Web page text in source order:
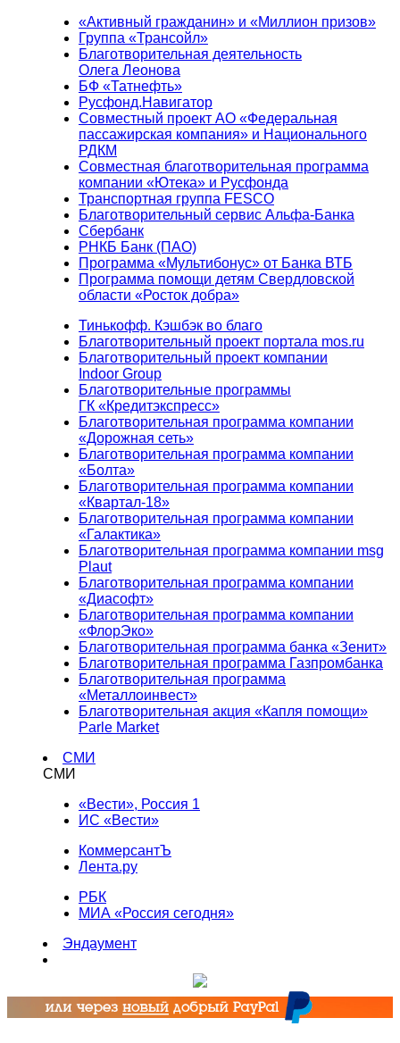
«Активный гражданин» и «Миллион призов»
Группа «Трансойл»
Благотворительная деятельность
Олега Леонова
БФ «Татнефть»
Русфонд.Навигатор
Совместный проект АО «Федеральная
пассажирская компания» и Национального
РДКМ
Совместная благотворительная программа
компании «Ютека» и Русфонда
Транспортная группа FESCO
Благотворительный сервис Альфа-Банка
Сбербанк
РНКБ Банк (ПАО)
Программа «Мультибонус» от Банка ВТБ
Программа помощи детям Свердловской
области «Росток добра»
Тинькофф. Кэшбэк во благо
Благотворительный проект портала mos.ru
Благотворительный проект компании
Indoor Group
Благотворительные программы
ГК «Кредитэкспресс»
Благотворительная программа компании
«Дорожная сеть»
Благотворительная программа компании
«Болта»
Благотворительная программа компании
«Квартал-18»
Благотворительная программа компании
«Галактика»
Благотворительная программа компании msg
Plaut
Благотворительная программа компании
«Диасофт»
Благотворительная программа компании
«ФлорЭко»
Благотворительная программа банка «Зенит»
Благотворительная программа Газпромбанка
Благотворительная программа
«Металлоинвест»
Благотворительная акция «Капля помощи»
Parle Market
СМИ
СМИ
«Вести», Россия 1
ИС «Вести»
КоммерсантЪ
Лента.ру
РБК
МИА «Россия сегодня»
Эндаумент